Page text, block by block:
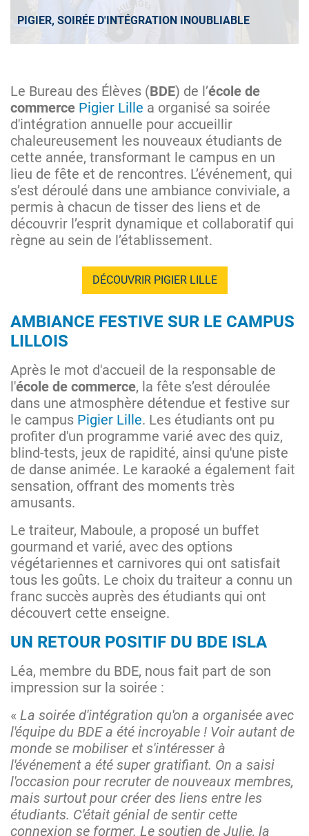
PIGIER, SOIRÉE D'INTÉGRATION INOUBLIABLE
Le Bureau des Élèves (BDE) de l’école de
commerce Pigier Lille a organisé sa soirée
d'intégration annuelle pour accueillir
chaleureusement les nouveaux étudiants de
cette année, transformant le campus en un
lieu de fête et de rencontres. L’événement, qui
s’est déroulé dans une ambiance conviviale, a
permis à chacun de tisser des liens et de
découvrir l’esprit dynamique et collaboratif qui
règne au sein de l’établissement.
DÉCOUVRIR PIGIER LILLE
AMBIANCE FESTIVE SUR LE CAMPUS
LILLOIS
Après le mot d'accueil de la responsable de
l'école de commerce, la fête s’est déroulée
dans une atmosphère détendue et festive sur
le campus Pigier Lille. Les étudiants ont pu
profiter d'un programme varié avec des quiz,
blind-tests, jeux de rapidité, ainsi qu'une piste
de danse animée. Le karaoké a également fait
sensation, offrant des moments très
amusants.
Le traiteur, Maboule, a proposé un buffet
gourmand et varié, avec des options
végétariennes et carnivores qui ont satisfait
tous les goûts. Le choix du traiteur a connu un
franc succès auprès des étudiants qui ont
découvert cette enseigne.
UN RETOUR POSITIF DU BDE ISLA
Léa, membre du BDE, nous fait part de son
impression sur la soirée :
« La soirée d'intégration qu'on a organisée avec
l'équipe du BDE a été incroyable ! Voir autant de
monde se mobiliser et s'intéresser à
l'événement a été super gratifiant. On a saisi
l'occasion pour recruter de nouveaux membres,
mais surtout pour créer des liens entre les
étudiants. C'était génial de sentir cette
connexion se former. Le soutien de Julie, la